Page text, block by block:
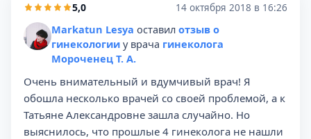
5,0 14 октября 2018 в 16:26
Markatun Lesya оставил отзыв о
гинекологии у врача гинеколога
Мороченец Т. А.
Очень внимательный и вдумчивый врач! Я
обошла несколько врачей со своей проблемой, а к
Татьяне Александровне зашла случайно. Но
выяснилось, что прошлые 4 гинеколога не нашли